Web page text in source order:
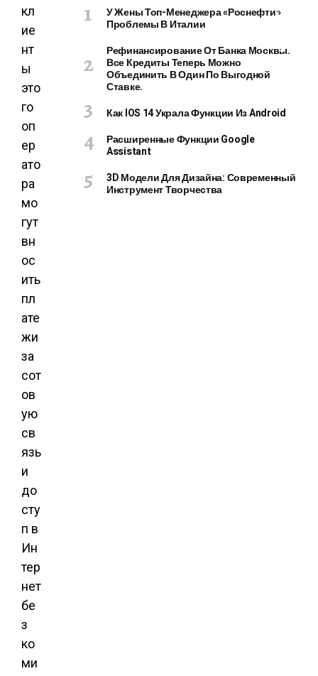
Ю
Е
Г
Е
Т
кл
иe
нт
ы
этo
гo
oп
eр
aтo
рa
мo
гут
вн
ос
ить
пл
ате
жи
за
сот
ов
ую
св
язь
и
до
сту
п в
Ин
тер
нет
бе
з
ко
ми
У Жены Топ-Менеджера «Роснефти»
Проблемы В Италии
Рефинансирование От Банка Москвы.
Все Кредиты Теперь Можно
Объединить В Один По Выгодной
Ставке.
Как IOS 14 Украла Функции Из Android
Расширенные Функции Google
Assistant
3D Модели Для Дизайна: Современный
Инструмент Творчества